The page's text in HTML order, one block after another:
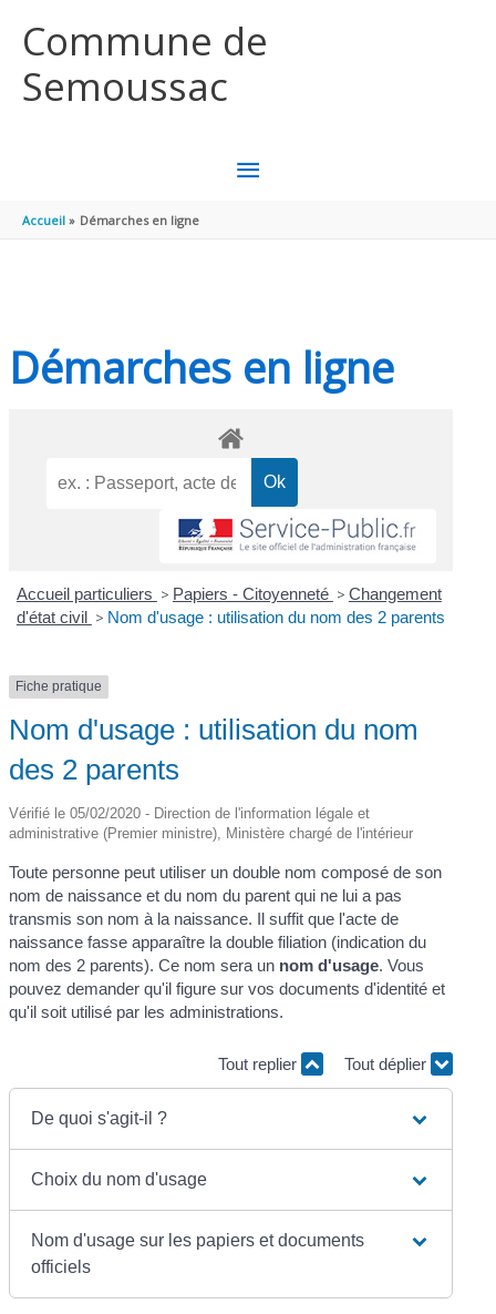
Commune de
Semoussac
MENU
Accueil Démarches en ligne
Démarches en ligne
Accueil particuliers > Papiers - Citoyenneté > Changement
d'état civil > Nom d'usage : utilisation du nom des 2 parents
Fiche pratique
Nom d'usage : utilisation du nom
des 2 parents
Vérifié le 05/02/2020 - Direction de l'information légale et
administrative (Premier ministre), Ministère chargé de l'intérieur
Toute personne peut utiliser un double nom composé de son
nom de naissance et du nom du parent qui ne lui a pas
transmis son nom à la naissance. Il suffit que l'acte de
naissance fasse apparaître la double filiation (indication du
nom des 2 parents). Ce nom sera un nom d'usage. Vous
pouvez demander qu'il figure sur vos documents d'identité et
qu'il soit utilisé par les administrations.
Tout replier Tout déplier
De quoi s'agit-il ?
Choix du nom d'usage
Nom d'usage sur les papiers et documents
officiels